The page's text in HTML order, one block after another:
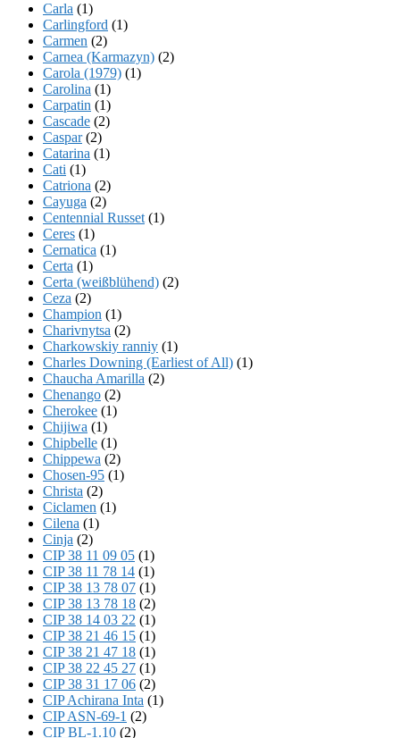
Carla (1)
Carlingford (1)
Carmen (2)
Carnea (Karmazyn) (2)
Carola (1979) (1)
Carolina (1)
Carpatin (1)
Cascade (2)
Caspar(2)
Catarina (1)
Cati (1)
Catriona (2)
Cayuga (2)
Centennial Russet (1)
Ceres (1)
Cernatica (1)
Certa (1)
Certa (weißblühend) (2)
Ceza (2)
Champion (1)
Charivnytsa (2)
Charkowskiy ranniy (1)
Charles Downing (Earliest of All) (1)
Chaucha Amarilla (2)
Chenango (2)
Cherokee (1)
Chijiwa (1)
Chipbelle (1)
Chippewa (2)
Chosen-95 (1)
Christa (2)
Ciclamen (1)
Cilena (1)
Cinja (2)
CIP 38 11 09 05 (1)
CIP 38 11 78 14 (1)
CIP 38 13 78 07 (1)
CIP 38 13 78 18 (2)
CIP 38 14 03 22 (1)
CIP 38 21 46 15 (1)
CIP 38 21 47 18 (1)
CIP 38 22 45 27 (1)
CIP 38 31 17 06 (2)
CIP Achirana Inta (1)
CIP ASN-69-1 (2)
CIP BL-1.10 (2)